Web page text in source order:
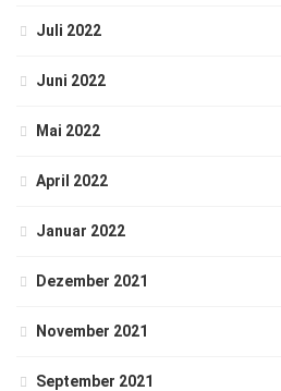
Juli 2022
Juni 2022
Mai 2022
April 2022
Januar 2022
Dezember 2021
November 2021
September 2021